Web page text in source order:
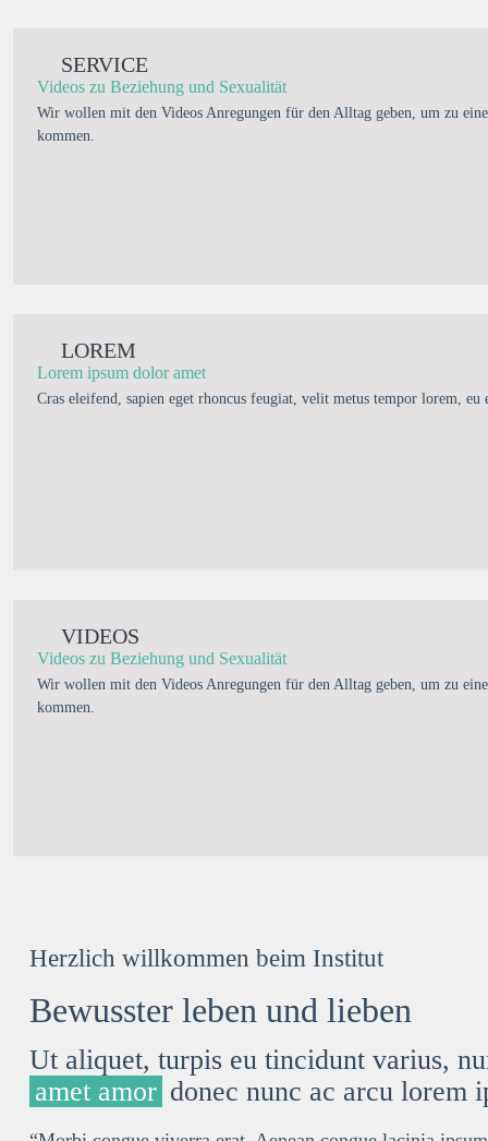
SERVICE
Videos zu Beziehung und Sexualität
Wir wollen mit den Videos Anregungen für den Alltag geben, um zu
kommen.
LOREM
Lorem ipsum dolor amet
Cras eleifend, sapien eget rhoncus feugiat, velit metus tempor lorem,
VIDEOS
Videos zu Beziehung und Sexualität
Wir wollen mit den Videos Anregungen für den Alltag geben, um zu
kommen.
Herzlich willkommen beim Institut
Bewusster leben und lieben
Ut aliquet, turpis eu tincidunt varius,
amet amor donec nunc ac arcu lorem